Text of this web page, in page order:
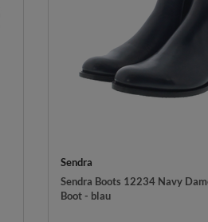
Sendra
Sendra Boots 12234 Navy
Boot - blau